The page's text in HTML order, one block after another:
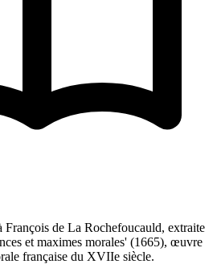
François de La Rochefoucauld, extraite
et maximes morales' (1665), œuvre
française du XVIIe siècle.